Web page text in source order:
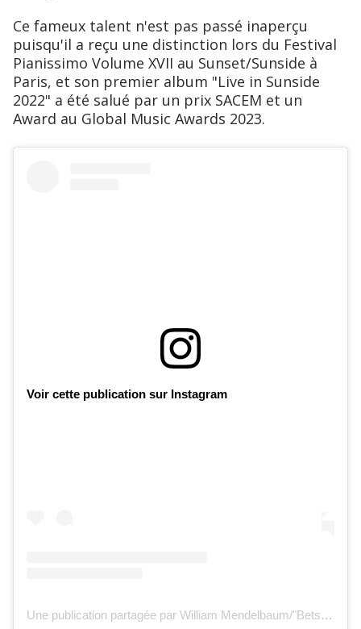
Ce fameux talent n'est pas passé inaperçu
puisqu'il a reçu une distinction lors du Festival
Pianissimo Volume XVII au Sunset/Sunside à
Paris, et son premier album "Live in Sunside
2022" a été salué par un prix SACEM et un
Award au Global Music Awards 2023.
Voir cette publication sur Instagram
U
ne publication partagée par William Mendelbaum/"Betsalel"(Pianist International/Composer) (@william.mendelbaum)